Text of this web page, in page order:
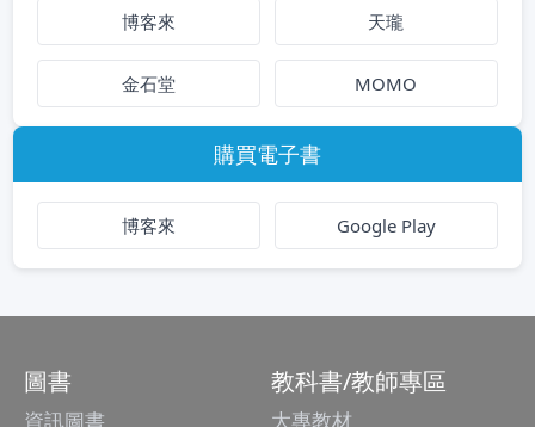
博客來 天瓏
金石堂 MOMO
購買電子書
博客來 Google Play
圖書
資訊圖書
教科書/教師專區
大專教材